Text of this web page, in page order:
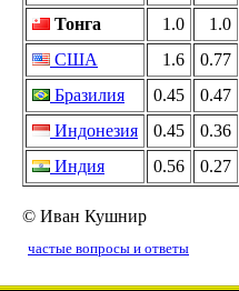
Тонга
1.0 1.0
США
1.6 0.77
Бразилия
0.45 0.47
Индонезия
0.45 0.36
Индия
0.56 0.27
© Иван Кушнир
частые вопросы и ответы